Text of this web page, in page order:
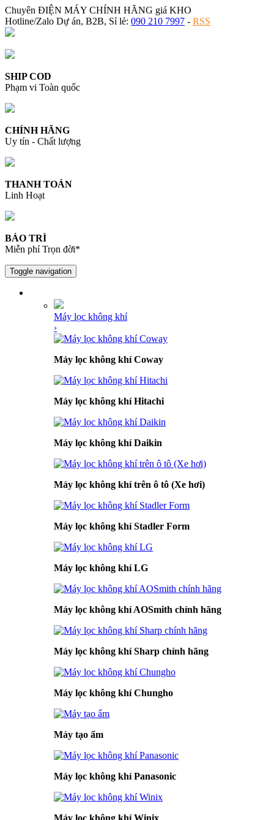
Chuyên ĐIỆN MÁY CHÍNH HÃNG giá KHO
Hotline/Zalo Dự án, B2B, Sỉ lẻ: 090 210 7997 - RSS
SHIP COD
Phạm vi Toàn quốc
CHÍNH HÃNG
Uy tín - Chất lượng
THANH TOÁN
Linh Hoạt
BẢO TRÌ
Miễn phí Trọn đời*
Toggle navigation
Máy lọc không khí
›
Máy lọc không khí Coway
Máy lọc không khí Hitachi
Máy lọc không khí Daikin
Máy lọc không khí trên ô tô (Xe hơi)
Máy lọc không khí Stadler Form
Máy lọc không khí LG
Máy lọc không khí AOSmith chính hãng
Máy lọc không khí Sharp chính hãng
Máy lọc không khí Chungho
Máy tạo ẩm
Máy lọc không khí Panasonic
Máy lọc không khí Winix